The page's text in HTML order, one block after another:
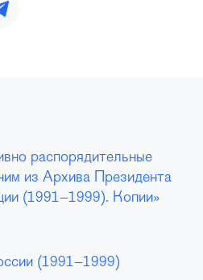
распорядительные
из Архива Президента
(1991–1999). Копии»
(1991–1999)